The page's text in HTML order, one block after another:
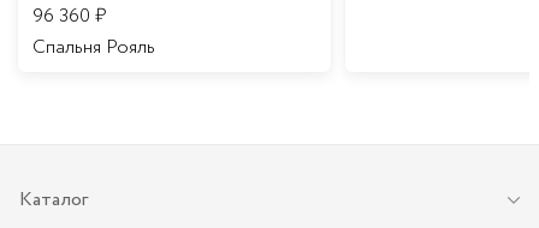
96 360 ₽
Спальня Рояль
Каталог